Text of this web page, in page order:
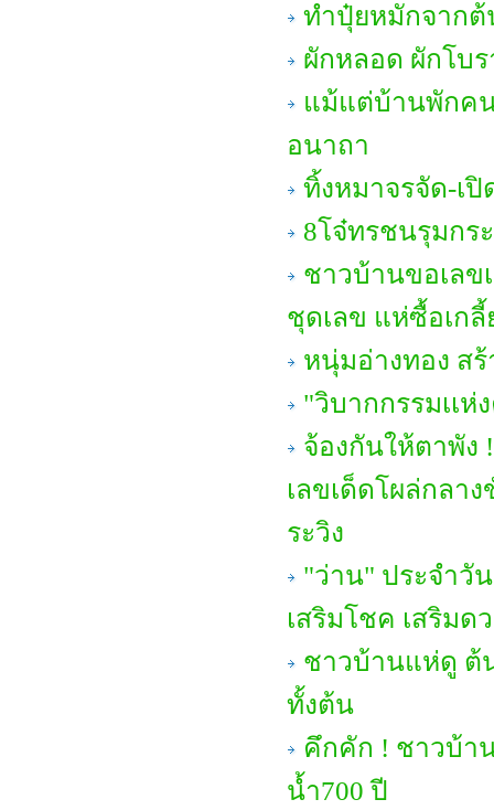
ทำปุ๋ยหมักจากต้
ผักหลอด ผักโบ
แม้แต่บ้านพักคน
อนาถา
ทิ้งหมาจรจัด-เ
8โจ๋ทรชนรุมกร
ชาวบ้านขอเลข
ชุดเลข แห่ซื้อเกลี้
หนุ่มอ่างทอง ส
"วิบากกรรมเเห่
จ้องกันให้ตาพัง
เลขเด็ดโผล่กลา
ระวิง
"ว่าน" ประจำวั
เสริมโชค เสริมด
ชาวบ้านแห่ดู ต้
ทั้งต้น
คึกคัก ! ชาวบ้า
น้ำ700 ปี